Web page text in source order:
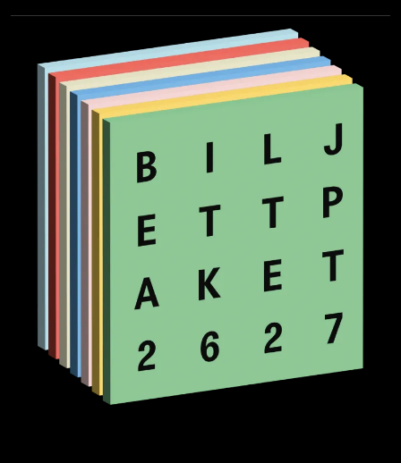
PLATS
DATUM
VISA FLER FILTER